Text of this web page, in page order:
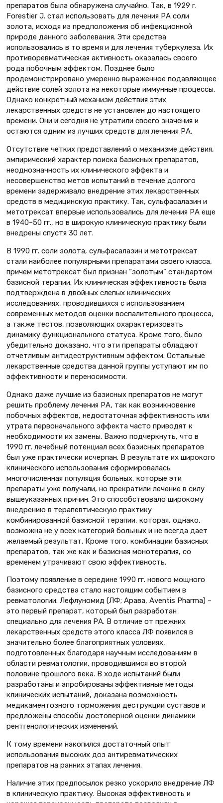
препаратов была обнаружена случайно. Так, в 1929 г.
Forestier J. стал использовать для лечения РА соли
золота, исходя из предположения об инфекционной
природе данного заболевания. Эти средства
использовались в то время и для лечения туберкулеза. Их
противоревматическая активность оказалась своего
рода побочным эффектом. Позднее было
продемонстрировано умеренно выраженное подавляющее
действие солей золота на некоторые иммунные процессы.
Однако конкретный механизм действия этих
лекарственных средств не установлен до настоящего
времени. Они и сегодня не утратили своего значения и
остаются одним из лучших средств для лечения РА.
Отсутствие четких представлений о механизме действия,
эмпирический характер поиска базисных препаратов,
неоднозначность их клинического эффекта и
несовершенство метов испытаний в течение долгого
времени задерживало внедрение этих лекарственных
средств в медицинскую практику. Так, сульфасалазин и
метотрексат впервые использовались для лечения РА еще
в 1940–50 гг., но в широкую клиническую практику были
внедрены спустя 30 лет.
В 1990 гг. соли золота, сульфасалазин и метотрексат
стали наиболее популярными препаратами своего класса,
причем метотрексат был признан “золотым” стандартом
базисной терапии. Их клиническая эффективность была
подтверждена в двойных слепых клинических
исследованиях, проводившихся с использованием
современных методов оценки воспалительного процесса,
а также тестов, позволяющих охарактеризовать
динамику функционального статуса. Кроме того, было
убедительно доказано, что эти препараты обладают
отчетливым антидеструктивным эффектом. Остальные
лекарственные средства данной группы уступают им по
эффективности и переносимости.
Однако даже лучшие из базисных препаратов не могут
решить проблему лечения РА, так как возникновение
побочных эффектов, недостаточная эффективность или
утрата первоначального эффекта часто приводят к
необходимости их замены. Важно подчеркнуть, что в
1990 гг. лечебный потенциал всех базисных препаратов
был уже практически исчерпан. В результате их широкого
клинического использования сформировалась
многочисленная популяция больных, которые эти
препараты уже получали, но прекратили лечение в силу
вышеуказанных причин. Это способствовало широкому
внедрению в терапевтическую практику
комбинированной базисной терапии, которая, однако,
возможна не у всех категорий больных и не всегда дает
желаемый результат. Кроме того, комбинации базисных
препаратов, так же как и базисная монотерапия, со
временем утрачивают свою эффективность.
Поэтому появление в середине 1990 гг. нового мощного
базисного средства стало настоящим событием в
ревматологии. Лефлуномид (ЛФ; Арава, Aventis Pharma) –
это первый препарат, который был разработан
специально для лечения РА. В отличие от прежних
лекарственных средств этого класса ЛФ появился в
значительно более благоприятных условиях,
подготовленных благодаря научным исследованиям в
области ревматологии, проводившимся во второй
половине прошлого века. В ходе испытаний были
разработаны и апробированы эффективные методы
клинических испытаний, доказана возможность
медикаментозного торможения деструкции суставов и
предложены способы достоверной оценки динамики
рентгенологических изменений.
К тому времени накопился достаточный опыт
использования высоких доз антиревматических
препаратов на ранних этапах лечения.
Наличие этих предпосылок резко ускорило внедрение ЛФ
в клиническую практику. Высокая эффективность и